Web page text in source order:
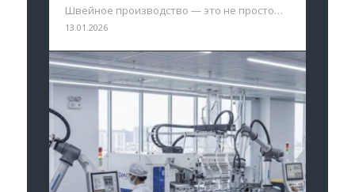
Швейное производство — это не просто…
13.01.2026